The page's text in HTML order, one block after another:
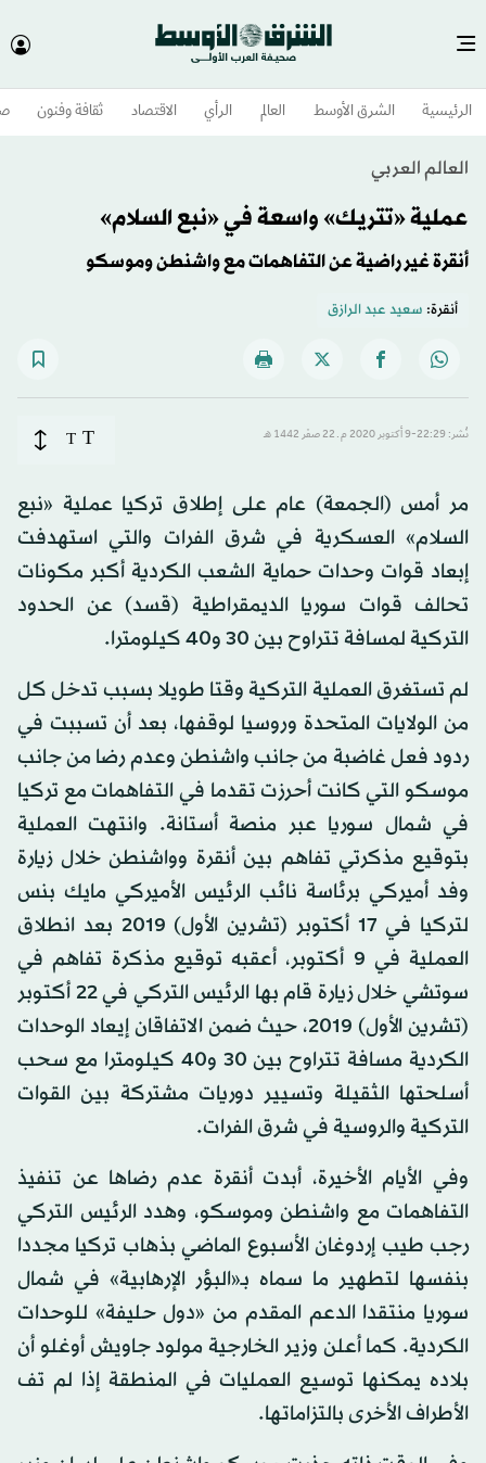
الرئيسية الشرق الأوسط​ العالم الرأي الاقتصاد ثقافة وفنون
العالم العربي
عملية «تتريك» واسعة في «نبع السلام»
أنقرة غير راضية عن التفاهمات مع واشنطن وموسكو
أنقرة: سعيد عبد الرازق
نُشر: 22:29-9 أكتوبر 2020 م ـ 22 صفَر 1442 هـ T
T
مر أمس (الجمعة) عام على إطلاق تركيا عملية «نبع
السلام» العسكرية في شرق الفرات والتي استهدفت
إبعاد قوات وحدات حماية الشعب الكردية أكبر مكونات
تحالف قوات سوريا الديمقراطية (قسد) عن الحدود
التركية لمسافة تتراوح بين 30 و40 كيلومترا.
لم تستغرق العملية التركية وقتا طويلا بسبب تدخل كل
من الولايات المتحدة وروسيا لوقفها، بعد أن تسببت في
ردود فعل غاضبة من جانب واشنطن وعدم رضا من جانب
موسكو التي كانت أحرزت تقدما في التفاهمات مع تركيا
في شمال سوريا عبر منصة أستانة. وانتهت العملية
بتوقيع مذكرتي تفاهم بين أنقرة وواشنطن خلال زيارة
وفد أميركي برئاسة نائب الرئيس الأميركي مايك بنس
لتركيا في 17 أكتوبر (تشرين الأول) 2019 بعد انطلاق
العملية في 9 أكتوبر، أعقبه توقيع مذكرة تفاهم في
سوتشي خلال زيارة قام بها الرئيس التركي في 22 أكتوبر
(تشرين الأول) 2019، حيث ضمن الاتفاقان إيعاد الوحدات
الكردية مسافة تتراوح بين 30 و40 كيلومترا مع سحب
أسلحتها الثقيلة وتسيير دوريات مشتركة بين القوات
التركية والروسية في شرق الفرات.
وفي الأيام الأخيرة، أبدت أنقرة عدم رضاها عن تنفيذ
التفاهمات مع واشنطن وموسكو، وهدد الرئيس التركي
رجب طيب إردوغان الأسبوع الماضي بذهاب تركيا مجددا
بنفسها لتطهير ما سماه بـ«البؤر الإرهابية» في شمال
سوريا منتقدا الدعم المقدم من «دول حليفة» للوحدات
الكردية. كما أعلن وزير الخارجية مولود جاويش أوغلو أن
بلاده يمكنها توسيع العمليات في المنطقة إذا لم تف
الأطراف الأخرى بالتزاماتها.